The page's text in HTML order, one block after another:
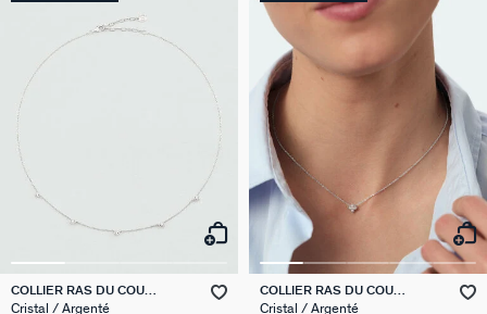
COLLIER RAS DU COU
BRILLANT
Cristal / Argenté
COLLIER RAS DU COU
BELOVED
Cristal / Argenté